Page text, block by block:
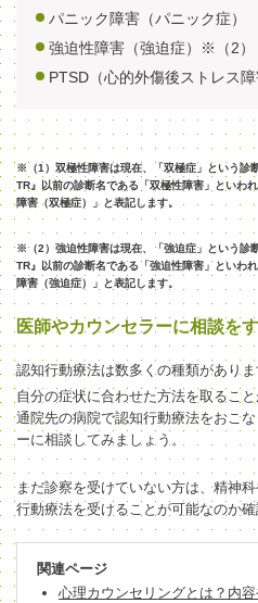
パニック障害（パニック症）
強迫性障害（強迫症）※（2）
PTSD（心的外傷後ストレス
※（1）双極性障害は現在、「双極症」という診
TR』以前の診断名である「双極性障害」といわ
障害（双極症）」と表記します。
※（2）強迫性障害は現在、「強迫症」という診
TR』以前の診断名である「強迫性障害」といわ
障害（強迫症）」と表記します。
医師やカウンセラーに相談を
認知行動療法は数多くの種類がありま
自分の症状に合わせた方法を取るこ
通院先の病院で認知行動療法をおこ
ーに相談してみましょう。
まだ診察を受けていない方は、精神
行動療法を受けることが可能なのか確
関連ページ
心理カウンセリングとは？内